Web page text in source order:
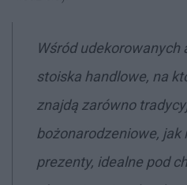
Wśród udekorowanych
stoiska handlowe, na
znajdą zarówno
bożonarodzeniowe, jak
prezenty, idealne pod